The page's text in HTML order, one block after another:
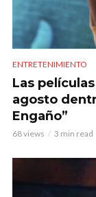
ENTRETENIMIENTO
Las
agosto
Engaño”
68 views 3 min read